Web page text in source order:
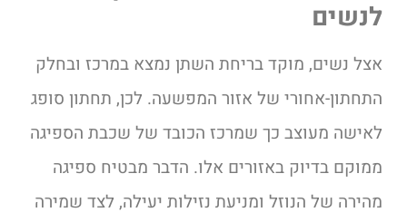
לנשים
אצל נשים, מוקד בריחת השתן נמצא במרכז ובחלק
התחתון-אחורי של אזור המפשעה. לכן, תחתון סופג
לאישה מעוצב כך שמרכז הכובד של שכבת הספיגה
ממוקם בדיוק באזורים אלו. הדבר מבטיח ספיגה
מהירה של הנוזל ומניעת נזילות יעילה, לצד שמירה